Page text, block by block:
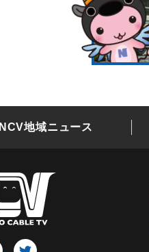
NCV地域ニュース